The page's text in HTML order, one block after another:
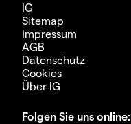
IG
Sitemap
Impressum
AGB
Datenschutz
Cookies
Über IG
Folgen Sie uns online: